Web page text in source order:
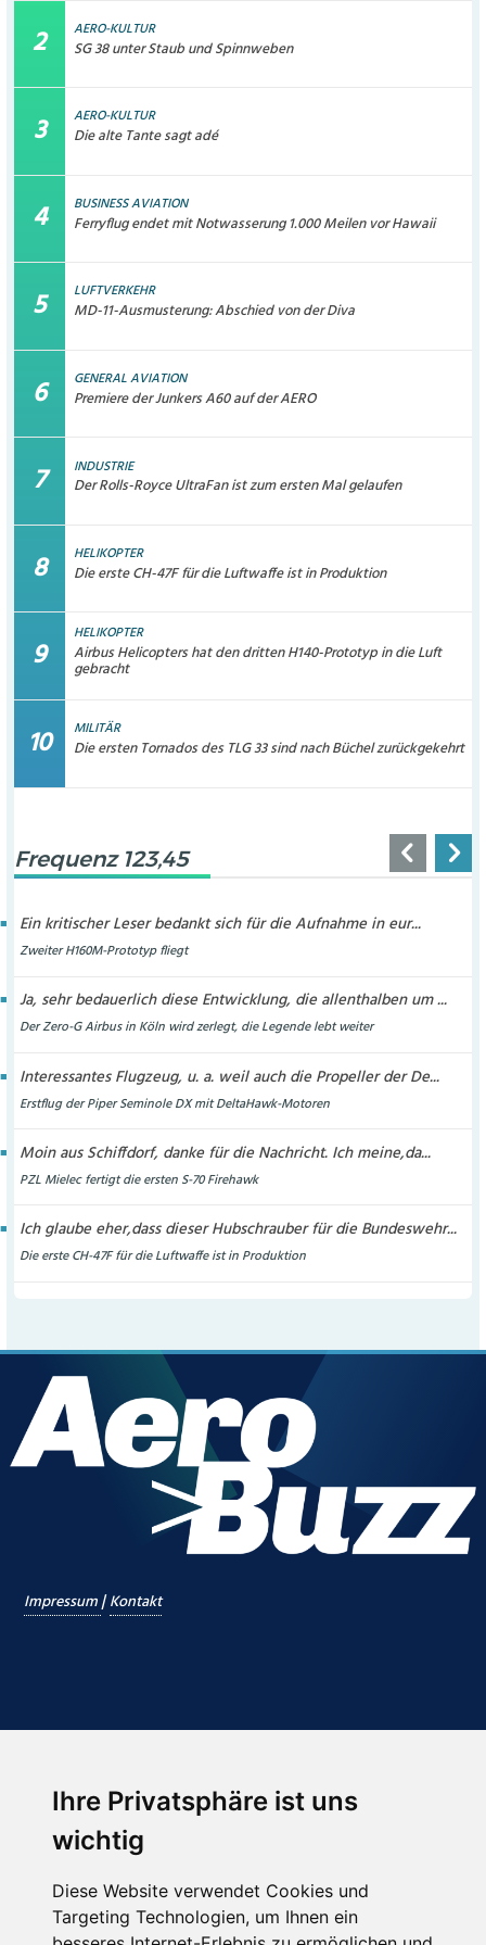
Ihre Privatsphäre ist uns
wichtig
Diese Website verwendet Cookies und
Targeting Technologien, um Ihnen ein
AERO-KULTUR
SG 38 unter Staub und Spinnweben
AERO-KULTUR
Die alte Tante sagt adé
BUSINESS AVIATION
Ferryflug endet mit Notwasserung 1.000 Meilen vor Hawaii
LUFTVERKEHR
MD-11-Ausmusterung: Abschied von der Diva
GENERAL AVIATION
Premiere der Junkers A60 auf der AERO
INDUSTRIE
Der Rolls-Royce UltraFan ist zum ersten Mal gelaufen
HELIKOPTER
Die erste CH-47F für die Luftwaffe ist in Produktion
HELIKOPTER
Airbus Helicopters hat den dritten H140-Prototyp in die Luft
gebracht
MILITÄR
Die ersten Tornados des TLG 33 sind nach Büchel zurückgekehrt
Frequenz 123,45
Ein kritischer Leser bedankt sich für die Aufnahme in eur...
Zweiter H160M-Prototyp fliegt
Ja, sehr bedauerlich diese Entwicklung, die allenthalben um ...
Der Zero-G Airbus in Köln wird zerlegt, die Legende lebt weiter
Interessantes Flugzeug, u. a. weil auch die Propeller der De...
Erstflug der Piper Seminole DX mit DeltaHawk-Motoren
Moin aus Schiffdorf, danke für die Nachricht. Ich meine,da...
PZL Mielec fertigt die ersten S-70 Firehawk
Ich glaube eher,dass dieser Hubschrauber für die Bundeswehr...
Die erste CH-47F für die Luftwaffe ist in Produktion
Impressum|Kontakt
Abonnieren Sie unseren Newsletter
Email*